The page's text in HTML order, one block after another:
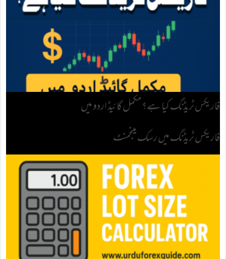
وولیٹیلیٹی کیا ہے
Open Forex Rebate Account